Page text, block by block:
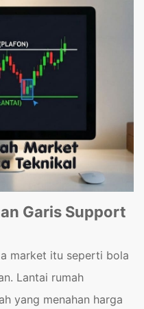
Garis Support
market itu seperti bola
Lantai rumah
yang menahan harga